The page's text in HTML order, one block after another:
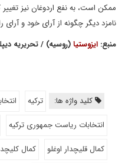
ممکن است، به نفع اردوغان نیز
نامزد دیگر چگونه از آرای خود و آرای
منبع: ایزوستیا(روسیه) / تحریریه
کلید واژه ها: ترکیه
انتخابات ریاست جمهوری ترکیه
کمال قلیچدار اوغلو
کمال